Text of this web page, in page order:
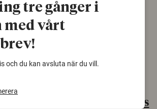
konspirationsteorier är ofta mer mottagliga
för rysk desinformation. Det visar en studie
från Försvarshögskolan med deltagare i fyra
europeiska länder.
Säkerhetspolitik
Gammalt skinn var Sveriges
tre gånger i
med vårt
och du kan avsluta när du vill.